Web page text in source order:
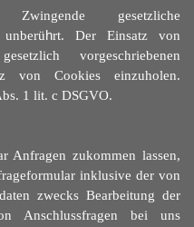
gesetzliche
hrt. Der Einsatz von
vorgeschriebenen
von Cookies einzuholen.
1 lit. c DSGVO.
Anfragen zukommen lassen,
inklusive der von
zwecks Bearbeitung der
bei uns